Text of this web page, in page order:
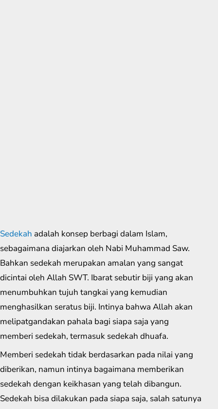
Sedekah adalah konsep berbagi dalam Islam,
sebagaimana diajarkan oleh Nabi Muhammad Saw.
Bahkan sedekah merupakan amalan yang sangat
dicintai oleh Allah SWT. Ibarat sebutir biji yang akan
menumbuhkan tujuh tangkai yang kemudian
menghasilkan seratus biji. Intinya bahwa Allah akan
melipatgandakan pahala bagi siapa saja yang
memberi sedekah, termasuk sedekah dhuafa.
Memberi sedekah tidak berdasarkan pada nilai yang
diberikan, namun intinya bagaimana memberikan
sedekah dengan keikhasan yang telah dibangun.
Sedekah bisa dilakukan pada siapa saja, salah satunya